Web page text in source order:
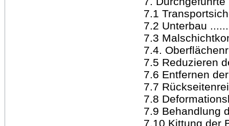
7.1
7.2 Unterbau
7.3
7.4.
7.5 Reduzieren
7.6 Entfernen
7.7
7.8
7.9 Behandlung
7.10 Kittung der